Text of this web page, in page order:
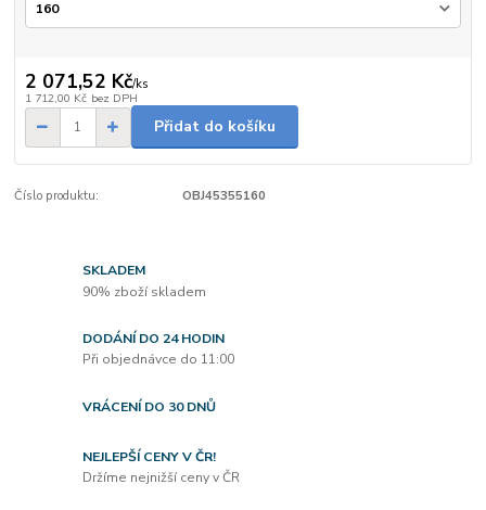
2 071,52 Kč/ks
1 712,00 Kč bez DPH
Přidat do košíku
Číslo produktu: OBJ45355160
SKLADEM
90% zboží skladem
DODÁNÍ DO 24 HODIN
Při objednávce do 11:00
VRÁCENÍ DO 30 DNŮ
NEJLEPŠÍ CENY V ČR!
Držíme nejnižší ceny v ČR